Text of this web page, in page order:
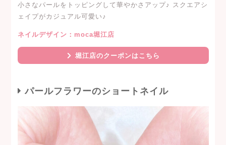
小さなパールをトッピングして華やかさアップ♪ スクエアシ
ェイプがカジュアル可愛い♪
ネイルデザイン：moca堀江店
堀江店のクーポンはこちら
パールフラワーのショートネイル